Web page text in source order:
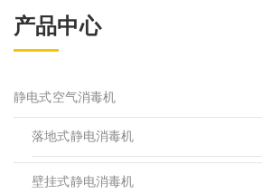
产品中心
静电式空气消毒机
落地式静电消毒机
壁挂式静电消毒机